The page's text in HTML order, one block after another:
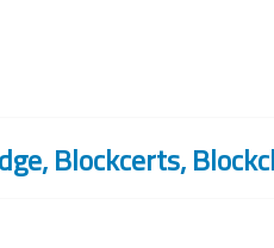
Blockcerts,